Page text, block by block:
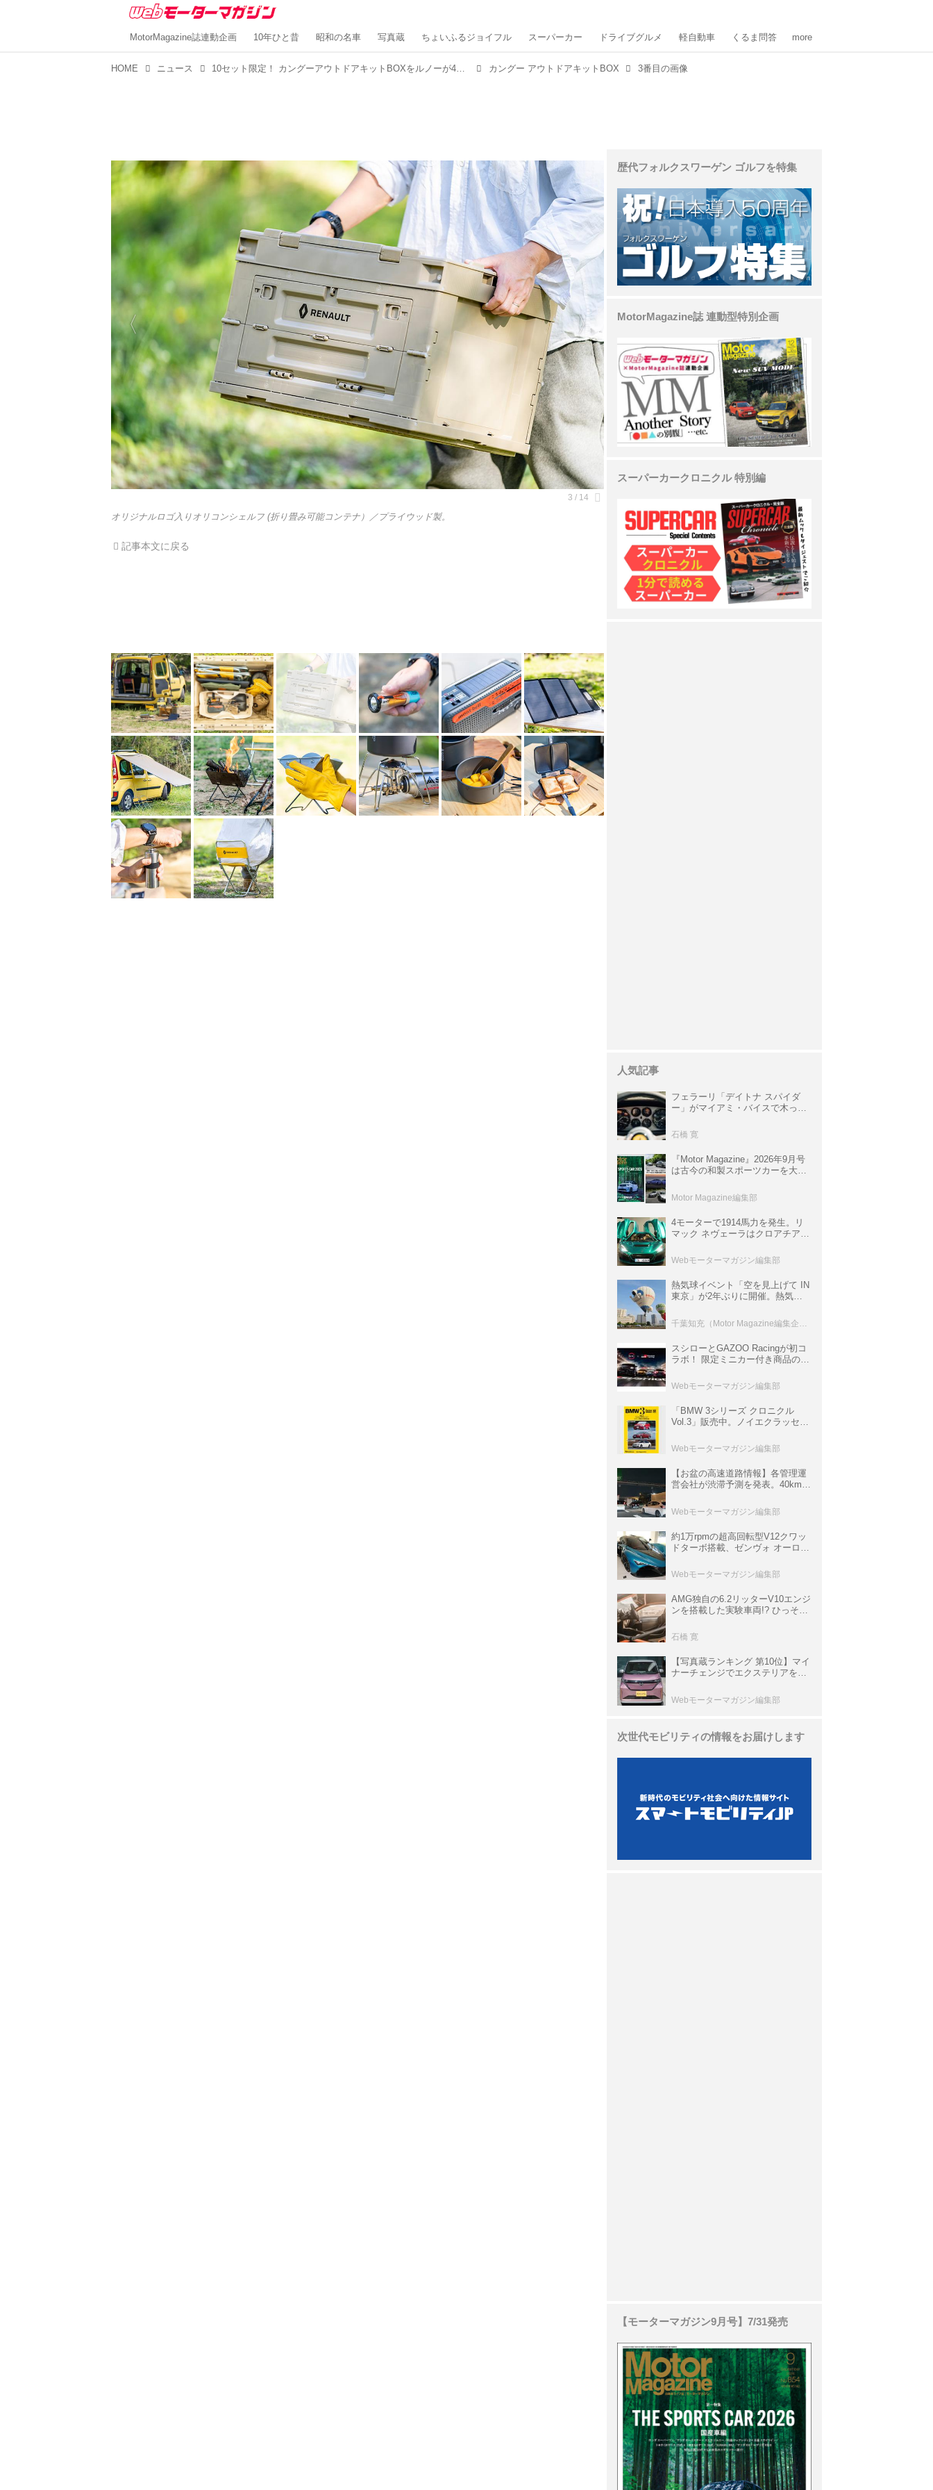
MotorMagazine誌連動企画 10年ひと昔 昭和の名車 写真蔵 ちょいふるジョイフル スーパーカー ドライブグルメ 軽自動車 くるま問答 more
HOME ニュース 10セット限定！ カングーアウトドアキットBOXをルノーが4月30日に発売。12種類のグッズをセットに カングー アウトドアキットBOX 3番目の画像
オリジナルロゴ入りオリコンシェルフ (折り畳み可能コンテナ）／プライウッド製。
記事本文に戻る
歴代フォルクスワーゲン ゴルフを特集
MotorMagazine誌 連動型特別企画
スーパーカークロニクル 特別編
人気記事
フェラーリ「デイトナ スパイダ
ー」がマイアミ・バイスで木っ端
サ」に化けた理由
石橋 寛
『Motor Magazine』2026年9月号
は古今の和製スポーツカーを大特
情報も満載
Motor Magazine編集部
4モーターで1914馬力を発生。リ
マック ネヴェーラはクロアチア発
ロニクル・完全版／115】
Webモーターマガジン編集部
熱気球イベント「空を見上げて IN
東京」が2年ぶりに開催。熱気球
室などのコンテンツも
スシローとGAZOO Racingが初コ
ラボ！ 限定ミニカー付き商品の
ト体験があたる抽選企画などを展
開
Webモーターマガジン編集部
「BMW 3シリーズ クロニクル
Vol.3」販売中。ノイエクラッセか
ムック
Webモーターマガジン編集部
【お盆の高速道路情報】各管理運
営会社が渋滞予測を発表。40km以
数ある
Webモーターマガジン編集部
約1万rpmの超高回転型V12クワッ
ドターボ搭載、ゼンヴォ オーロラ
イパーカー【スーパーカークロニ
クル・完全版／116】
Webモーターマガジン編集部
AMG独自の6.2リッターV10エンジ
ンを搭載した実験車両!? ひっそり
P900 プロトタイプ」とは
石橋 寛
【写真蔵ランキング 第10位】マイ
ナーチェンジでエクステリアを刷
クラ」
Webモーターマガジン編集部
次世代モビリティの情報をお届けします
【モーターマガジン9月号】7/31発売